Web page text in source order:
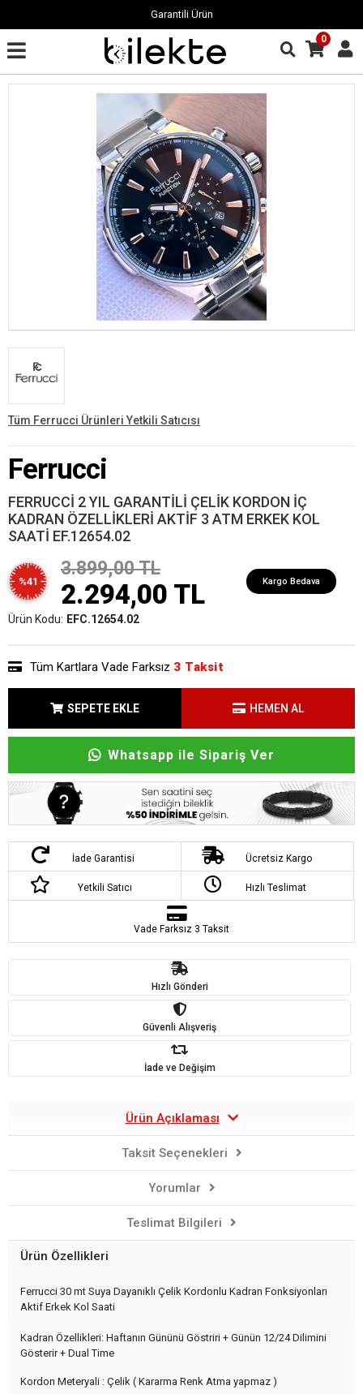
Garantili Ürün
0
Tüm Ferrucci Ürünleri Yetkili Satıcısı
Ferrucci
FERRUCCİ 2 YIL GARANTİLİ ÇELİK KORDON İÇ
KADRAN ÖZELLİKLERİ AKTİF 3 ATM ERKEK KOL
SAATİ EF.12654.02
%41
3.899,00 TL
2.294,00 TL Kargo Bedava
Ürün Kodu: EFC.12654.02
Tüm Kartlara Vade Farksız 3 Taksit
SEPETE EKLE HEMEN AL
Whatsapp ile Sipariş Ver
İade Garantisi Ücretsiz Kargo
Yetkili Satıcı Hızlı Teslimat
Vade Farksız 3 Taksit
Hızlı Gönderi
Güvenli Alışveriş
İade ve Değişim
Ürün Açıklaması
Taksit Seçenekleri
Yorumlar
Teslimat Bilgileri
Ürün Özellikleri
Ferrucci 30 mt Suya Dayanıklı Çelik Kordonlu Kadran Fonksiyonları
Aktif Erkek Kol Saati
Kadran Özellikleri: Haftanın Gününü Göstriri + Günün 12/24 Dilimini
Gösterir + Dual Time
Kordon Meteryali : Çelik ( Kararma Renk Atma yapmaz )